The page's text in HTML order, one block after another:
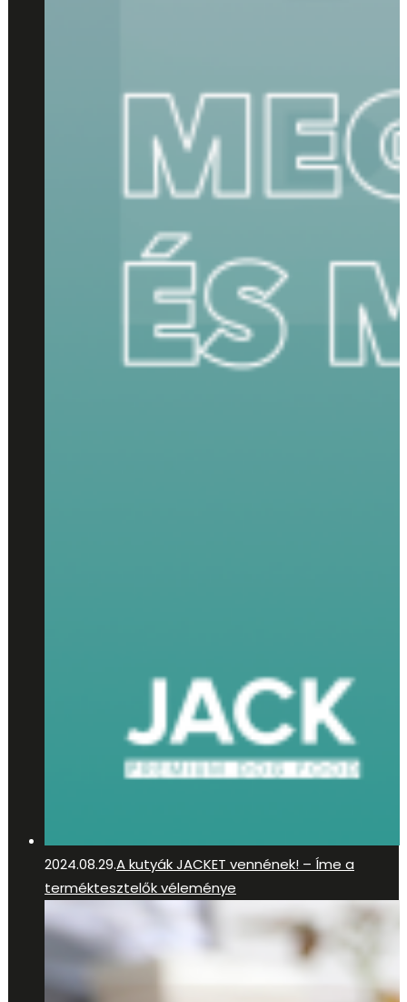
2024.08.29.A kutyák JACKET vennének! – Íme a
terméktesztelők véleménye